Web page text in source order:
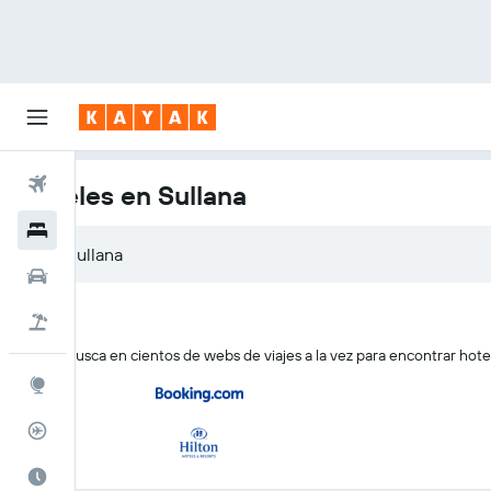
Vuelos
Hoteles en Sullana
Sullana
KAYAK busca en cientos de webs de viajes a la vez para encontrar